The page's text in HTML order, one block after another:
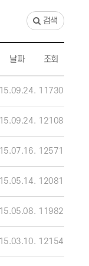
검색
날짜 조회
15.09.24. 11730
15.09.24. 12108
15.07.16. 12571
15.05.14. 12081
15.05.08. 11982
15.03.10. 12154